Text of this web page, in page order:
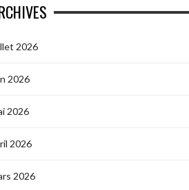
2026
2026
2026
2026
2026